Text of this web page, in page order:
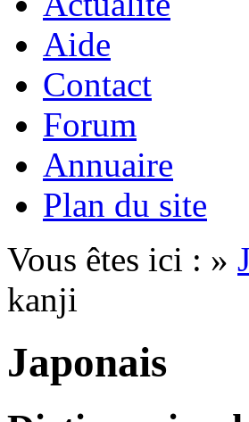
Aide
Contact
Forum
Annuaire
Plan du site
Vous êtes ici : »
kanji
Japonais